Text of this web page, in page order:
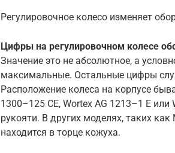
Регулировочное колесо изменяет
Цифры на регулировочном колесе
Значение это не абсолютное, а
максимальные. Остальные цифры
Расположение колеса на корпусе
1300–125 CE, Wortex AG 1213–1 E
рукояти. В других моделях, таких
находится в торце кожуха.